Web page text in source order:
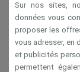
Sur nos sites,
données vous
proposer les
vous adresser, en
et publicités
permettent